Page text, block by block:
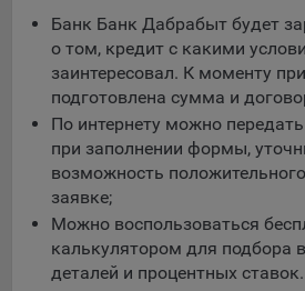
собирают информацию о том, как
использовал сайты, и позволяют
улучшения.
Аналитические файлы cookie
сайта Общества посещаются чаще
выявлять трудности, возникающие
сайта, а также позволяют оценить
рекламы. Благодаря этому у
составить представление о
сайта в целом. Общество
анализа трафика на сайтах.
Банк Банк Дабрабыт будет
о том, кредит с какими
заинтересовал. К моменту
подготовлена сумма и
По интернету можно
при заполнении формы,
возможность
заявке;
Можно воспользоваться
калькулятором для подбора
деталей и процентных ставок.